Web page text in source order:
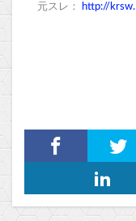
元スレ： http://